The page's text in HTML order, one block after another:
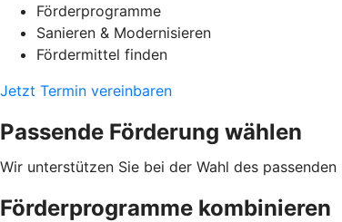
Förderprogramme
Sanieren & Modernisieren
Fördermittel finden
Jetzt Termin vereinbaren
Passende Förderung wählen
Wir unterstützen Sie bei der Wahl des
Förderprogramme kombinieren